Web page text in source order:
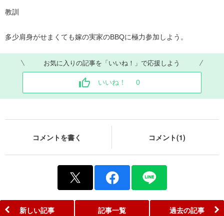
教訓
多少肩身がせまくても嫁の実家のBBQに極力参加しよう。
お気に入りの記事を「いいね！」で応援しよう
いいね！ 0
コメントを書く コメント(1)
新しい記事 記事一覧 過去の記事